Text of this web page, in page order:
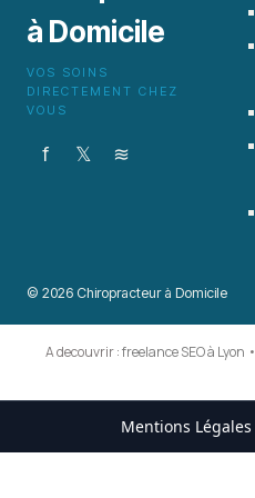
à Domicile
VOS SOINS
DIRECTEMENT CHEZ
VOUS
f 𝕏 ≋
© 2026 Chiropracteur à Domicile
A decouvrir :freelance SEO à Lyon •
Mentions Légales